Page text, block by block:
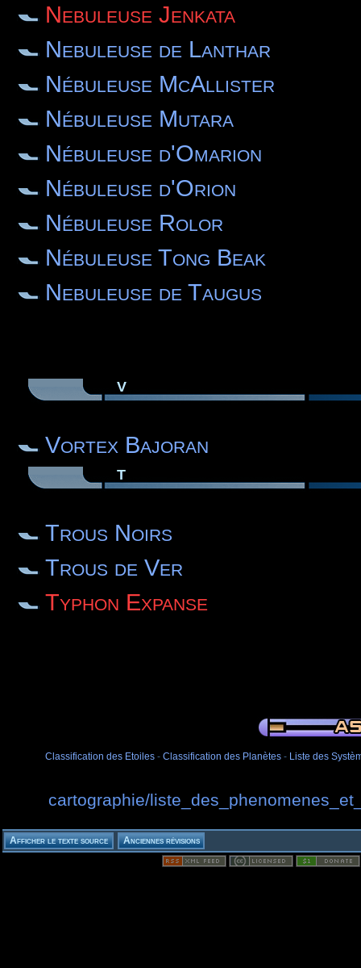
Nebuleuse Jenkata
Nebuleuse de Lanthar
Nébuleuse McAllister
Nébuleuse Mutara
Nébuleuse d'Omarion
Nébuleuse d'Orion
Nébuleuse Rolor
Nébuleuse Tong Beak
Nebuleuse de Taugus
V
Vortex Bajoran
T
Trous Noirs
Trous de Ver
Typhon Expanse
Classification des Etoiles- Classification des Planètes- Liste des
cartographie/